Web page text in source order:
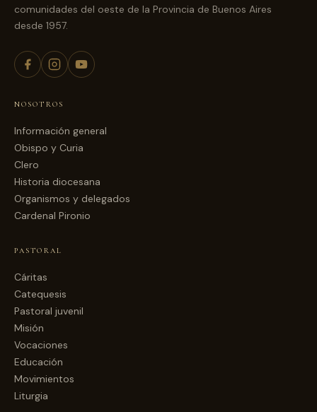
comunidades del oeste de la Provincia de Buenos Aires
desde 1957.
NOSOTROS
Información general
Obispo y Curia
Clero
Historia diocesana
Organismos y delegados
Cardenal Pironio
PASTORAL
Cáritas
Catequesis
Pastoral juvenil
Misión
Vocaciones
Educación
Movimientos
Liturgia